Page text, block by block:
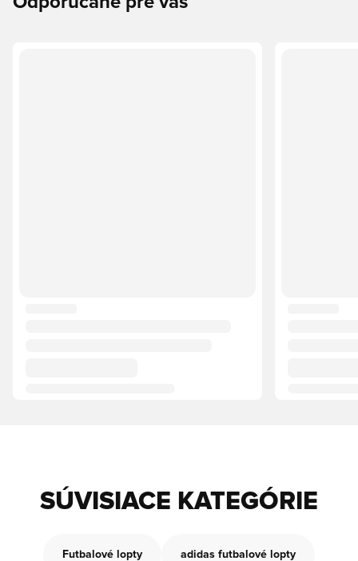
SÚVISIACE KATEGÓRIE
Futbalové lopty adidas futbalové lopty